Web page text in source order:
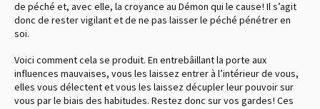
de péché et, avec elle, la croyance au Démon qui le cause ! Il s’agit
donc de rester vigilant et de ne pas laisser le péché pénétrer en
soi.
Voici comment cela se produit. En entrebâillant la porte aux
influences mauvaises, vous les laissez entrer à l’intérieur de vous,
elles vous délectent et vous les laissez décupler leur pouvoir sur
vous par le biais des habitudes. Restez donc sur vos gardes ! Ces